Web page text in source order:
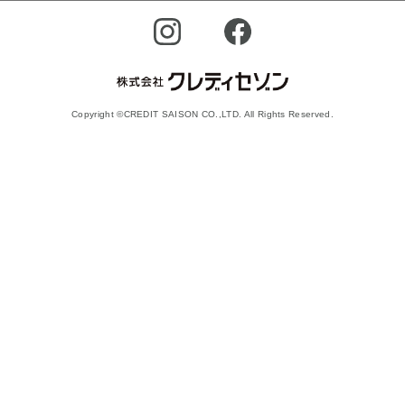
Copyright ©CREDIT SAISON CO.,LTD. All Rights Reserved.